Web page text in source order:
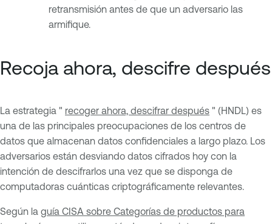
retransmisión antes de que un adversario las
armifique.
Recoja ahora, descifre después
La estrategia " recoger ahora, descifrar después " (HNDL) es
una de las principales preocupaciones de los centros de
datos que almacenan datos confidenciales a largo plazo. Los
adversarios están desviando datos cifrados hoy con la
intención de descifrarlos una vez que se disponga de
computadoras cuánticas criptográficamente relevantes.
Según la guía CISA sobre Categorías de productos para